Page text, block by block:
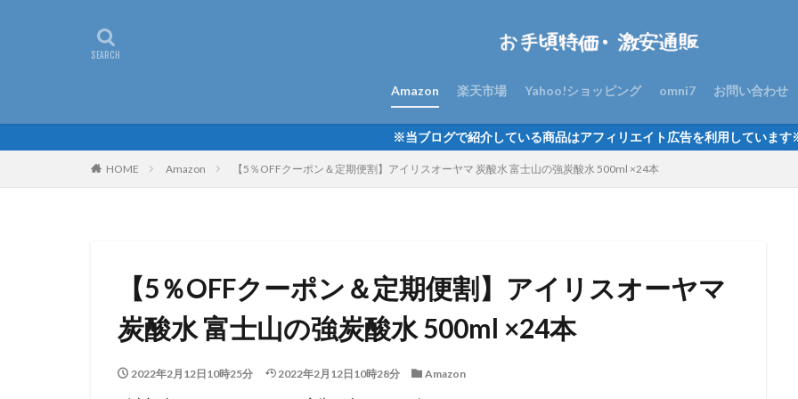
Amazon 楽天市場 Yahoo!ショッピング omni7 お問い合わせ
※当ブログで紹介している商品はアフィリエイト広告を利用していま
HOME Amazon 【5％OFFクーポン＆定期便割】アイリスオーヤマ 炭酸水 富士山の強炭酸水 500ml ×24本
【5％OFFクーポン＆定期便割】アイリスオーヤマ
炭酸水 富士山の強炭酸水 500ml ×24本
2022年2月12日10時25分 2022年2月12日10時28分 Amazon